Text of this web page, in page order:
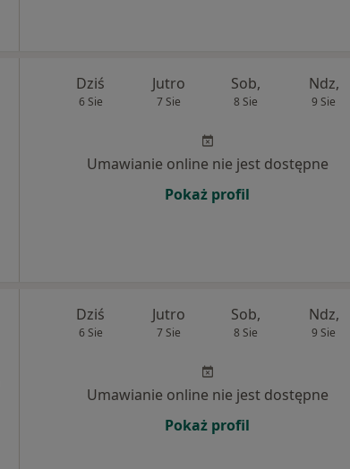
Dziś
6 Sie
Jutro
7 Sie
Sob,
8 Sie
Ndz,
9 Sie
Umawianie online nie jest dostępne
Pokaż profil
Dziś
6 Sie
Jutro
7 Sie
Sob,
8 Sie
Ndz,
9 Sie
Umawianie online nie jest dostępne
Pokaż profil